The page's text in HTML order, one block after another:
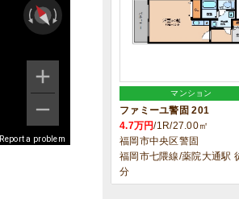
Report a problem
マンション
ファミーユ警固 201
4.7万円/1R/27.00㎡
福岡市中央区警固
福岡市七隈線/薬院大通駅
分